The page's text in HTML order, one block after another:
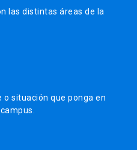
las distintas áreas de la
situación que ponga en